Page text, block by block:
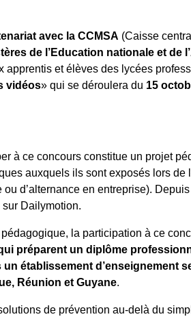
avec la CCMSA (Caisse
de l’Education nationale et de
apprentis et élèves des lycées
vidéos» qui se déroulera du 15
à ce concours constitue un projet
auxquels ils sont exposés lors de
d’alternance en entreprise).
Dailymotion.
la participation à ce
préparent un diplôme
établissement d’enseignement
Réunion et Guyane.
de prévention au-delà du